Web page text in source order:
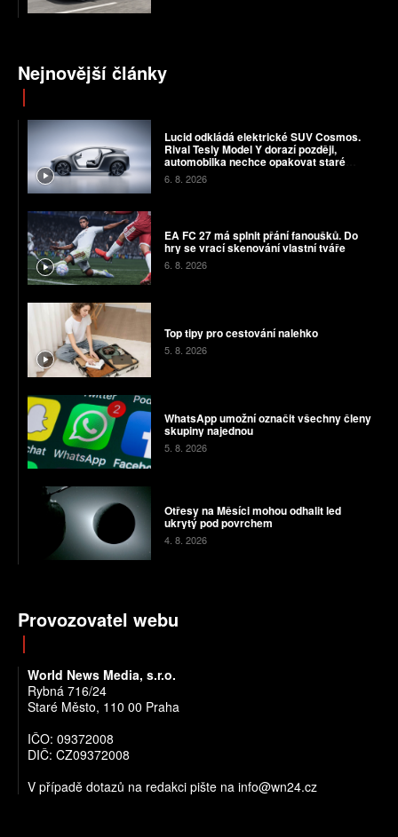
Nejnovější články
Lucid odkládá elektrické SUV Cosmos.
Rival Tesly Model Y dorazí později,
automobilka nechce opakovat staré
chyby
6. 8. 2026
EA FC 27 má splnit přání fanoušků. Do
hry se vrací skenování vlastní tváře
6. 8. 2026
Top tipy pro cestování nalehko
5. 8. 2026
WhatsApp umožní označit všechny členy
skupiny najednou
5. 8. 2026
Otřesy na Měsíci mohou odhalit led
ukrytý pod povrchem
4. 8. 2026
Provozovatel webu
World News Media, s.r.o.
Rybná 716/24
Staré Město, 110 00 Praha
IČO: 09372008
DIČ: CZ09372008
V případě dotazů na redakci pište na info@wn24.cz